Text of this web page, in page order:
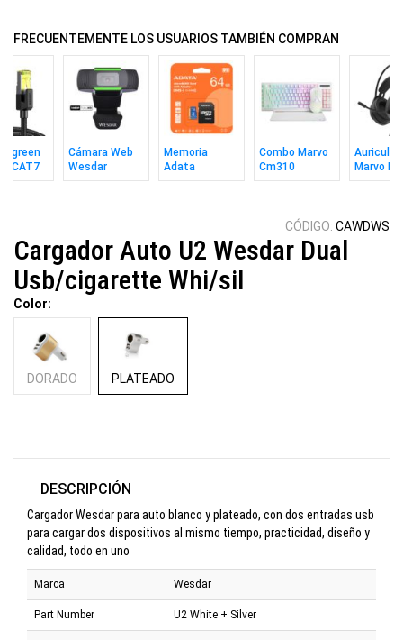
FRECUENTEMENTE LOS USUARIOS TAMBIÉN COMPRAN
Ugreen
CAT7
10m
Cámara Web
Wesdar
W1080
Memoria
Adata
MicroSD 64GB
Combo Marvo
Cm310
Teclado In +
Auricular
Marvo
Akari 30
CÓDIGO: CAWDWS
Cargador Auto U2 Wesdar Dual
Usb/cigarette Whi/sil
Color:
DORADO PLATEADO
DESCRIPCIÓN
Cargador Wesdar para auto blanco y plateado, con dos entradas usb
para cargar dos dispositivos al mismo tiempo, practicidad, diseño y
calidad, todo en uno
Marca Wesdar
Part Number U2 White + Silver